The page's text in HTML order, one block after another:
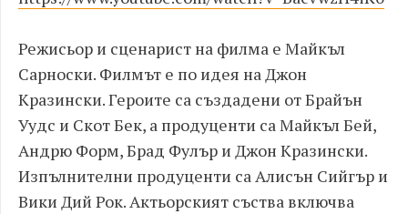
Режисьор и сценарист на филма е Майкъл
Сарноски. Филмът е по идея на Джон
Кразински. Героите са създадени от Брайън
Уудс и Скот Бек, а продуценти са Майкъл Бей,
Андрю Форм, Брад Фулър и Джон Кразински.
Изпълнителни продуценти са Алисън Сийгър и
Вики Дий Рок. Актьорският съства включва